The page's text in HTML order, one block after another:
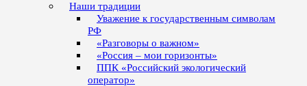
Наши традиции
Уважение к государственным символам
РФ
«Разговоры о важном»
«Россия – мои горизонты»
ППК «Российский экологический
оператор»